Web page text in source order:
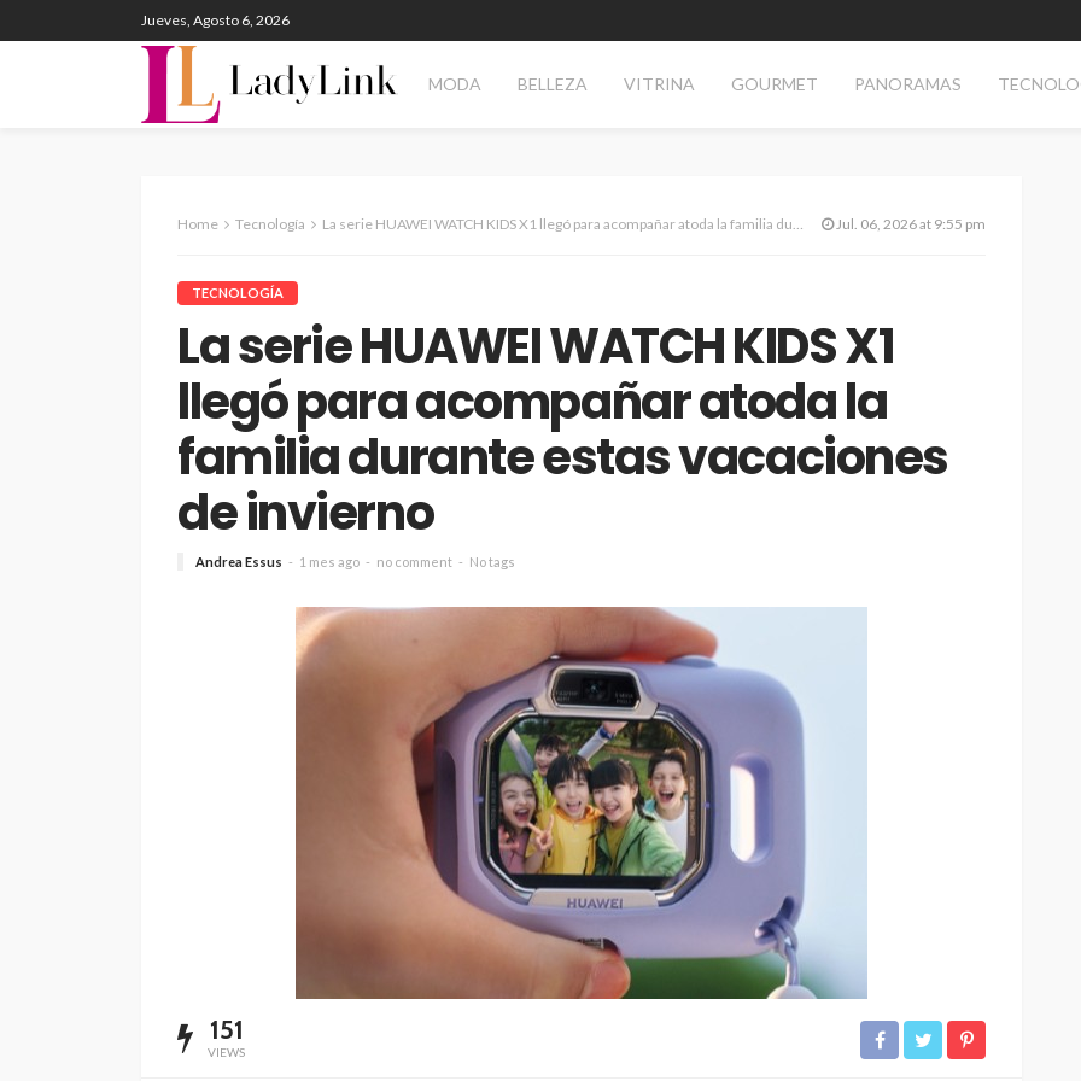
Jueves, Agosto 6, 2026
MODA BELLEZA VITRINA GOURMET PANORAMAS
Home Tecnología La serie HUAWEI WATCH KIDS X1 llegó para acompañar atoda la familia durante estas vacaciones de invierno Jul. 06, 2026 at 9:55 pm
TECNOLOGÍA
La serie HUAWEI WATCH KIDS X1
llegó para acompañar atoda la
familia durante estas vacaciones
de invierno
Andrea Essus 1 mes ago no comment No tags
151
VIEWS
“Harry Potter y la piedra
filosofal” vuelve a la pantalla
grande para celebrar sus 25
años
1 día ago 54
Elegir mejor: la alimentación
consciente se abre paso